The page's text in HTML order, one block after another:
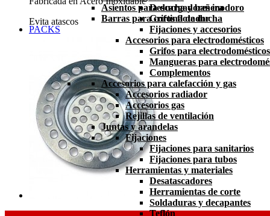
Descargadores inodoro
Grifos flotador
Fijaciones y accesorios
Accesorios para electrodomésticos
Grifos para electrodomésticos
Mangueras para
Complementos
Accesorios para calefacción y gas
Accesorios radiador
Accesorios gas
Rejillas de ventilación
Juntas y arandelas
Fijaciones
Fijaciones para sanitarios
Fijaciones para tubos
Herramientas y materiales
Desatascadores
Herramientas de corte
Soldaduras y decapantes
Teflón
Asientos para ducha y bañera
Barras para cortina de ducha
PACKS
Evita atascos